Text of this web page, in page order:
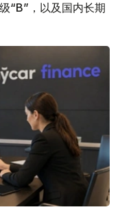
“B”，以及国内长期